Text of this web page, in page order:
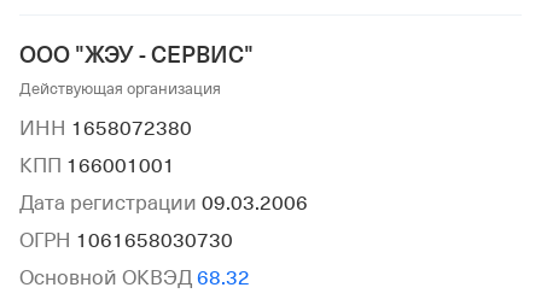
ООО "ЖЭУ - СЕРВИС"
Действующая организация
ИНН 1658072380
КПП 166001001
Дата регистрации 09.03.2006
ОГРН 1061658030730
Основной ОКВЭД 68.32